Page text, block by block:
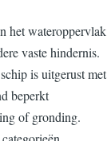
het wateroppervlak
vaste hindernis.
is uitgerust met
beperkt
of gronding.